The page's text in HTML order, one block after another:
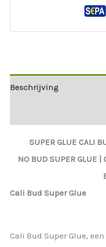
Beschrijving
SUPER GLUE CALI
NO BUD SUPER GLUE
Cali Bud Super Glue
Cali Bud Super Glue,